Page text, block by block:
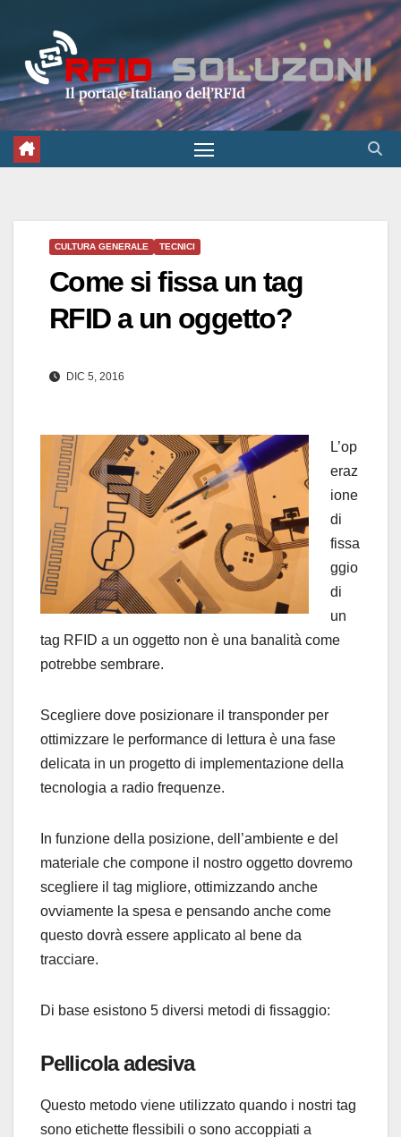
contenuto
CULTURA GENERALE TECNICI
Come si fissa un tag
RFID a un oggetto?
DIC 5, 2016
L’op
eraz
ione
di
fissa
ggio
di
un
tag RFID a un oggetto non è una banalità come
potrebbe sembrare.
Scegliere dove posizionare il transponder per
ottimizzare le performance di lettura è una fase
delicata in un progetto di implementazione della
tecnologia a radio frequenze.
In funzione della posizione, dell’ambiente e del
materiale che compone il nostro oggetto dovremo
scegliere il tag migliore, ottimizzando anche
ovviamente la spesa e pensando anche come
questo dovrà essere applicato al bene da
tracciare.
Di base esistono 5 diversi metodi di fissaggio:
Pellicola adesiva
Questo metodo viene utilizzato quando i nostri tag
sono etichette flessibili o sono accoppiati a